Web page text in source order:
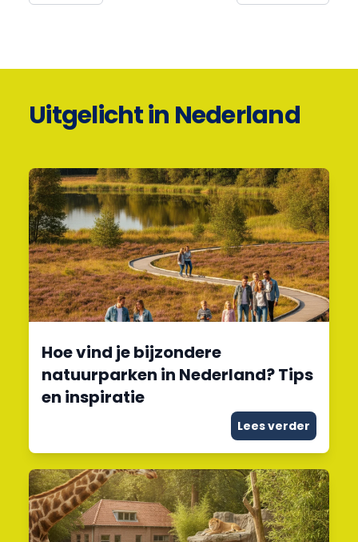
Uitgelicht in Nederland
Hoe vind je bijzondere
natuurparken in Nederland? Tips
en inspiratie
Lees verder